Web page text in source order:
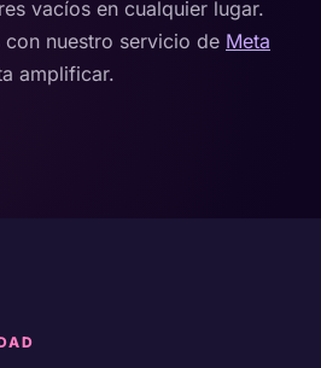
vacíos en cualquier lugar.
nuestro servicio de Meta
amplificar.